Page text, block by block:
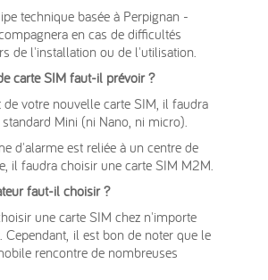
technique basée à Perpignan -
en cas de difficultés
de l'installation ou de l'utilisation.
carte SIM faut-il prévoir ?
votre nouvelle carte SIM, il faudra
Mini (ni Nano, ni micro).
d'alarme est reliée à un centre de
il faudra choisir une carte SIM M2M.
faut-il choisir ?
une carte SIM chez n'importe
Cependant, il est bon de noter que le
rencontre de nombreuses